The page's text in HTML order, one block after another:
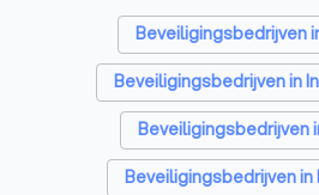
Beveiligingsbedrijven
Beveiligingsbedrijven in
Beveiligingsbedrijven
Beveiligingsbedrijven